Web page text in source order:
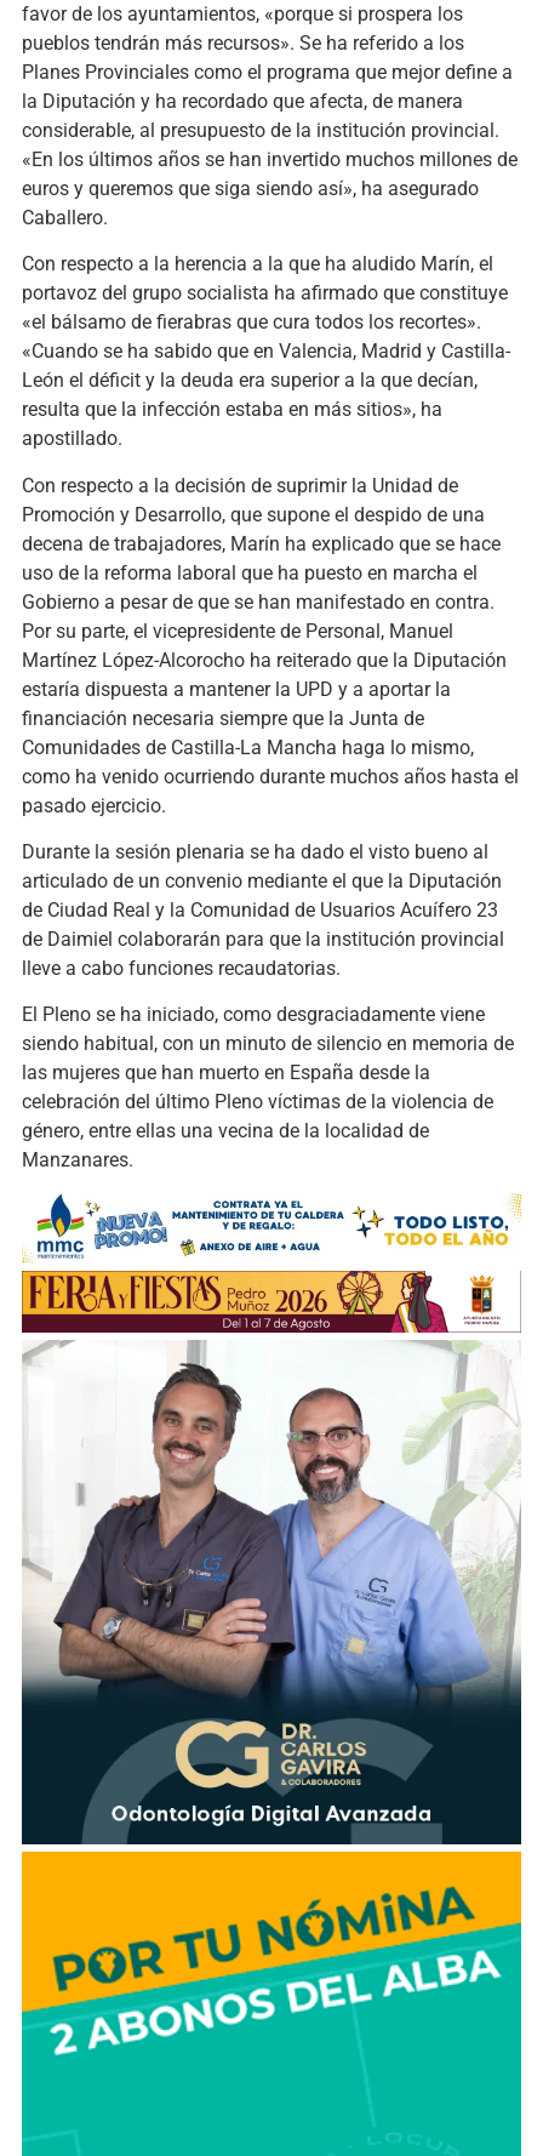
favor de los ayuntamientos, «porque si prospera los
pueblos tendrán más recursos». Se ha referido a los
Planes Provinciales como el programa que mejor define a
la Diputación y ha recordado que afecta, de manera
considerable, al presupuesto de la institución provincial.
«En los últimos años se han invertido muchos millones de
euros y queremos que siga siendo así», ha asegurado
Caballero.
Con respecto a la herencia a la que ha aludido Marín, el
portavoz del grupo socialista ha afirmado que constituye
«el bálsamo de fierabras que cura todos los recortes».
«Cuando se ha sabido que en Valencia, Madrid y Castilla-
León el déficit y la deuda era superior a la que decían,
resulta que la infección estaba en más sitios», ha
apostillado.
Con respecto a la decisión de suprimir la Unidad de
Promoción y Desarrollo, que supone el despido de una
decena de trabajadores, Marín ha explicado que se hace
uso de la reforma laboral que ha puesto en marcha el
Gobierno a pesar de que se han manifestado en contra.
Por su parte, el vicepresidente de Personal, Manuel
Martínez López-Alcorocho ha reiterado que la Diputación
estaría dispuesta a mantener la UPD y a aportar la
financiación necesaria siempre que la Junta de
Comunidades de Castilla-La Mancha haga lo mismo,
como ha venido ocurriendo durante muchos años hasta el
pasado ejercicio.
Durante la sesión plenaria se ha dado el visto bueno al
articulado de un convenio mediante el que la Diputación
de Ciudad Real y la Comunidad de Usuarios Acuífero 23
de Daimiel colaborarán para que la institución provincial
lleve a cabo funciones recaudatorias.
El Pleno se ha iniciado, como desgraciadamente viene
siendo habitual, con un minuto de silencio en memoria de
las mujeres que han muerto en España desde la
celebración del último Pleno víctimas de la violencia de
género, entre ellas una vecina de la localidad de
Manzanares.